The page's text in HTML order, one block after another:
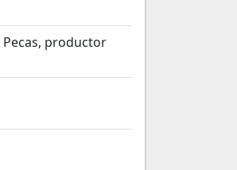
Pecas, productor